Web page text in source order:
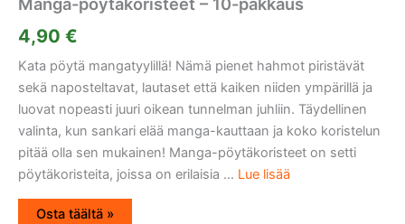
4,90 €
Kata pöytä mangatyylillä! Nämä pienet hahmot piristävät
sekä naposteltavat, lautaset että kaiken niiden ympärillä ja
luovat nopeasti juuri oikean tunnelman juhliin. Täydellinen
valinta, kun sankari elää manga-kauttaan ja koko koristelun
pitää olla sen mukainen! Manga-pöytäkoristeet on setti
pöytäkoristeita, joissa on erilaisia ... Lue lisää
Osta täältä »